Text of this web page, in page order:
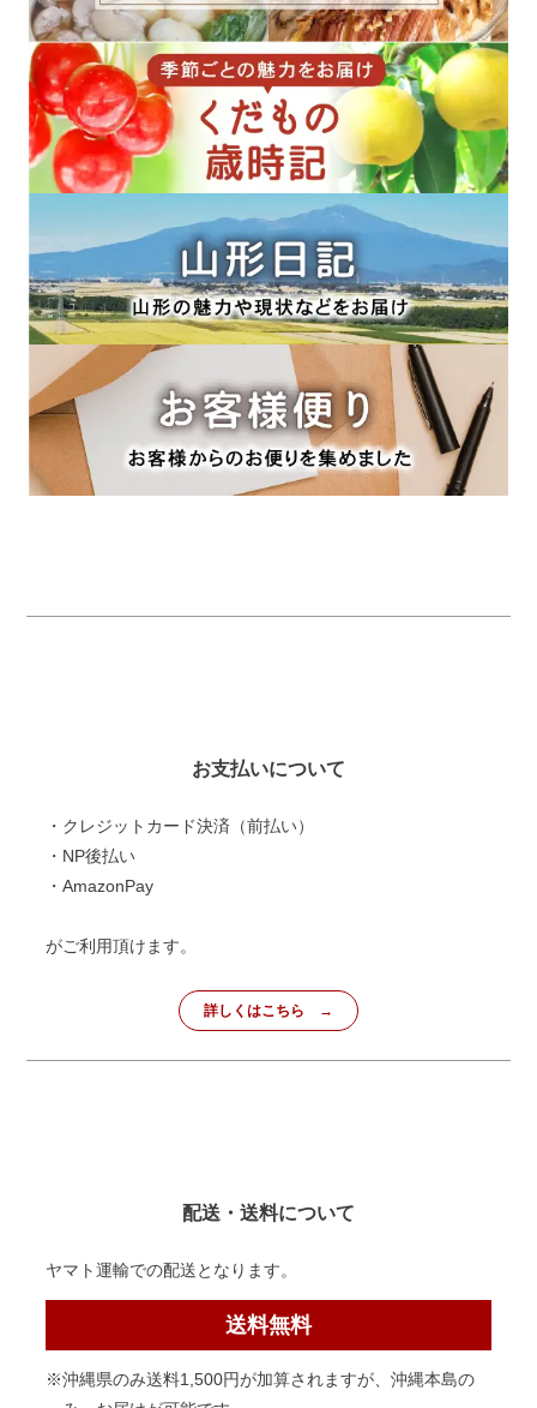
お支払いについて
・クレジットカード決済（前払い）
・NP後払い
・AmazonPay
がご利用頂けます。
詳しくはこちら
配送・送料について
ヤマト運輸での配送となります。
送料無料
※沖縄県のみ送料1,500円が加算されますが、沖縄本島の